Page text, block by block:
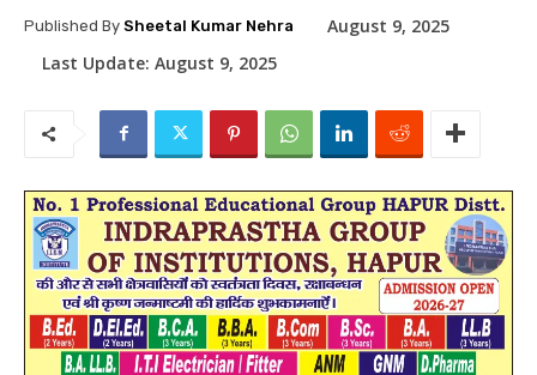
Published By Sheetal Kumar Nehra
August 9, 2025
Last Update: August 9, 2025